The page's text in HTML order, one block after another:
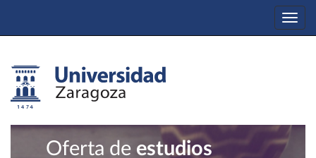
Oferta de estudios